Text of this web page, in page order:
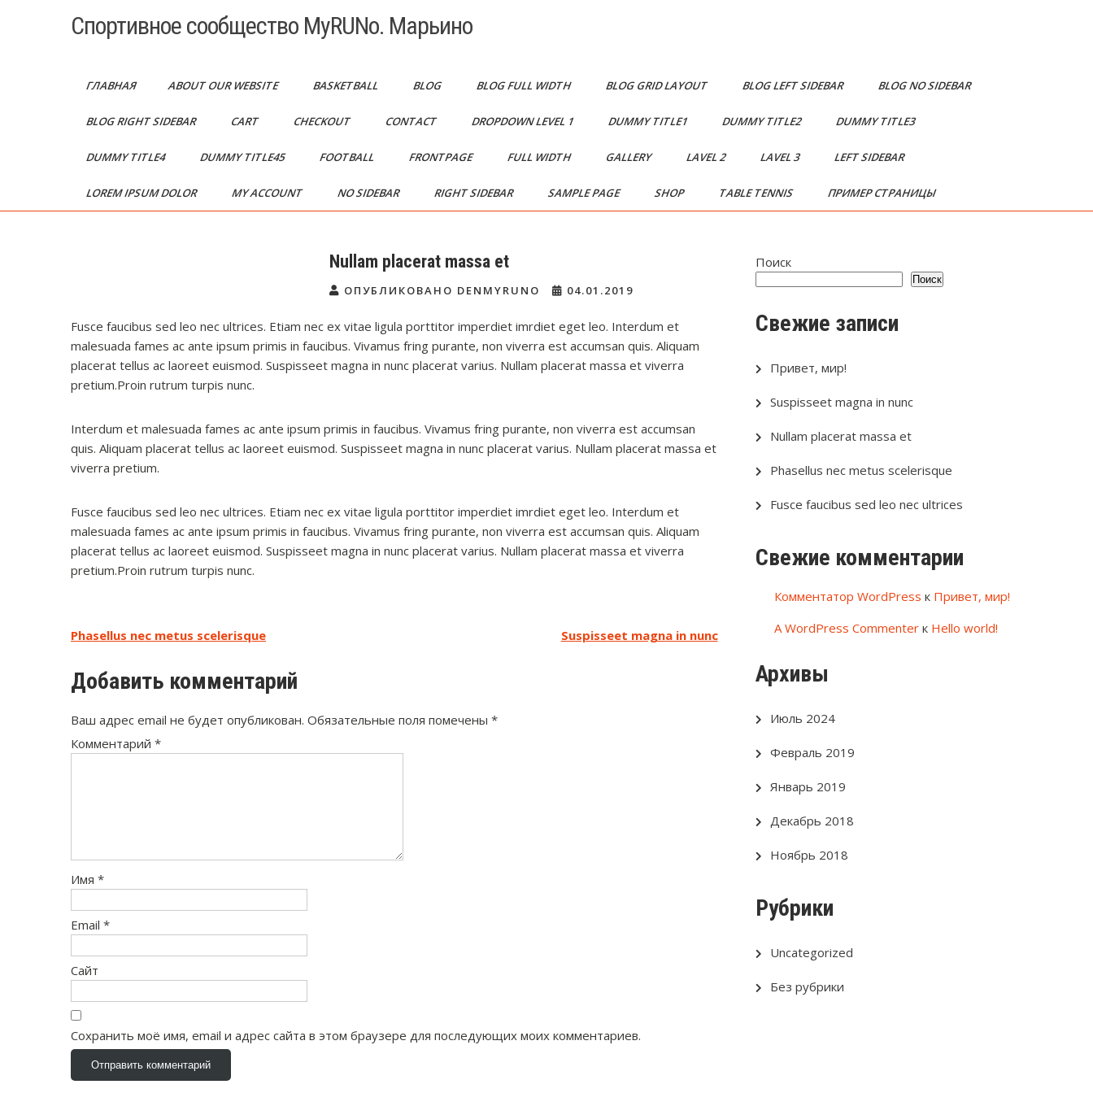
Спортивное сообщество MyRUNo. Марьино
ГЛАВНАЯ ABOUT OUR WEBSITE BASKETBALL BLOG BLOG FULL WIDTH BLOG GRID LAYOUT BLOG LEFT SIDEBAR BLOG NO SIDEBAR
BLOG RIGHT SIDEBAR CART CHECKOUT CONTACT DROPDOWN LEVEL 1 DUMMY TITLE1 DUMMY TITLE2 DUMMY TITLE3
DUMMY TITLE4 DUMMY TITLE45 FOOTBALL FRONTPAGE FULL WIDTH GALLERY LAVEL 2 LAVEL 3 LEFT SIDEBAR
LOREM IPSUM DOLOR MY ACCOUNT NO SIDEBAR RIGHT SIDEBAR SAMPLE PAGE SHOP TABLE TENNIS ПРИМЕР СТРАНИЦЫ
Nullam placerat massa et
ОПУБЛИКОВАНО DENMYRUNO 04.01.2019
Fusce faucibus sed leo nec ultrices. Etiam nec ex vitae ligula porttitor imperdiet imrdiet eget leo. Interdum et
malesuada fames ac ante ipsum primis in faucibus. Vivamus fring purante, non viverra est accumsan quis. Aliquam
placerat tellus ac laoreet euismod. Suspisseet magna in nunc placerat varius. Nullam placerat massa et viverra
pretium.Proin rutrum turpis nunc.
Interdum et malesuada fames ac ante ipsum primis in faucibus. Vivamus fring purante, non viverra est accumsan
quis. Aliquam placerat tellus ac laoreet euismod. Suspisseet magna in nunc placerat varius. Nullam placerat massa et
viverra pretium.
Fusce faucibus sed leo nec ultrices. Etiam nec ex vitae ligula porttitor imperdiet imrdiet eget leo. Interdum et
malesuada fames ac ante ipsum primis in faucibus. Vivamus fring purante, non viverra est accumsan quis. Aliquam
placerat tellus ac laoreet euismod. Suspisseet magna in nunc placerat varius. Nullam placerat massa et viverra
pretium.Proin rutrum turpis nunc.
Навигация
записям
Phasellus nec metus scelerisque Suspisseet magna in nunc
Добавить комментарий
Ваш адрес email не будет опубликован. Обязательные поля помечены *
Комментарий *
Имя *
Email *
Сайт
Сохранить моё имя, email и адрес сайта в этом браузере для последующих моих комментариев.
Поиск
Поиск
Свежие записи
Привет, мир!
Suspisseet magna in nunc
Nullam placerat massa et
Phasellus nec metus scelerisque
Fusce faucibus sed leo nec ultrices
Свежие комментарии
Комментатор WordPress к Привет, мир!
A WordPress Commenterк Hello world!
Архивы
Июль 2024
Февраль 2019
Январь 2019
Декабрь 2018
Ноябрь 2018
Рубрики
Uncategorized
Без рубрики